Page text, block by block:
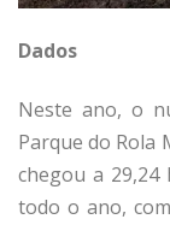
Dados
Neste ano, o
Parque do Rola
chegou a 29,24
todo o ano,